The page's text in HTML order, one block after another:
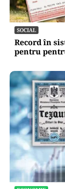
SOCIAL
Record în
pentru